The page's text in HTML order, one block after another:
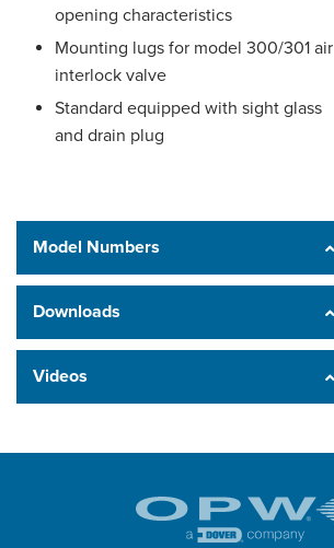
opening characteristics
Mounting lugs for model 300/301 air
interlock valve
Standard equipped with sight glass
and drain plug
Model Numbers
Downloads
Videos